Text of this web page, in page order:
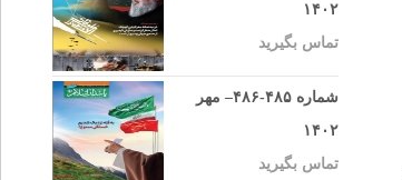
۱۴۰۲
تماس بگیرید
شماره ۴۸۵-۴۸۶– مهر
۱۴۰۲
تماس بگیرید